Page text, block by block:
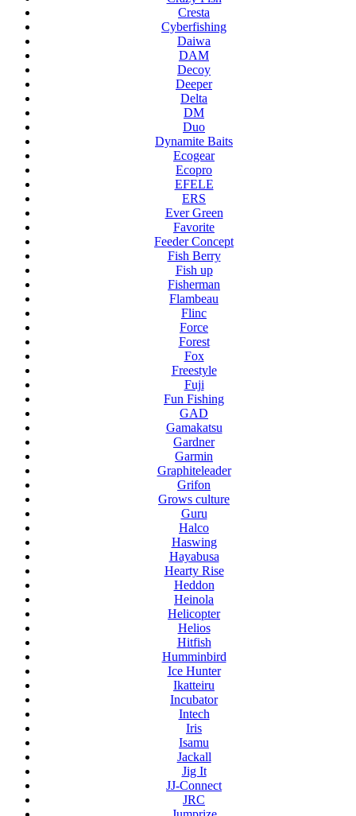
Cresta
Cyberfishing
Daiwa
DAM
Decoy
Deeper
Delta
DM
Duo
Dynamite Baits
Ecogear
Ecopro
EFELE
ERS
Ever Green
Favorite
Feeder Concept
Fish Berry
Fish up
Fisherman
Flambeau
Flinc
Force
Forest
Fox
Freestyle
Fuji
Fun Fishing
GAD
Gamakatsu
Gardner
Garmin
Graphiteleader
Grifon
Grows culture
Guru
Halco
Haswing
Hayabusa
Hearty Rise
Heddon
Heinola
Helicopter
Helios
Hitfish
Humminbird
Ice Hunter
Ikatteiru
Incubator
Intech
Iris
Isamu
Jackall
Jig It
JJ-Connect
JRC